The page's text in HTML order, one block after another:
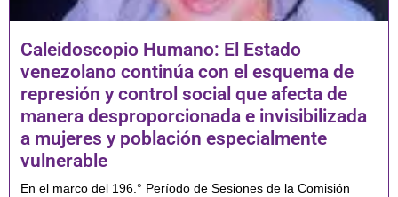
Caleidoscopio Humano: El Estado
venezolano continúa con el esquema de
represión y control social que afecta de
manera desproporcionada e invisibilizada
a mujeres y población especialmente
vulnerable
En el marco del 196.° Período de Sesiones de la Comisión